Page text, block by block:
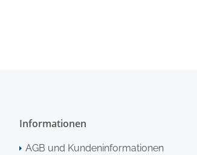
Informationen
AGB und Kundeninformationen